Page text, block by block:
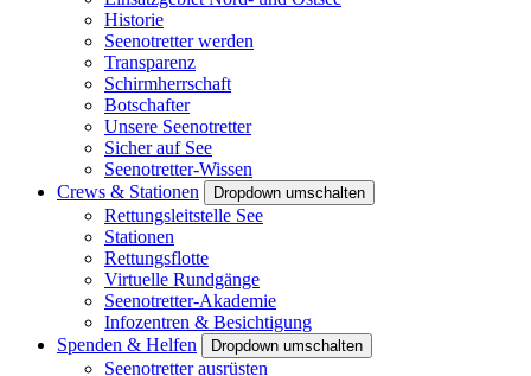
Historie
Seenotretter werden
Transparenz
Schirmherrschaft
Botschafter
Unsere Seenotretter
Sicher auf See
Seenotretter-Wissen
Crews & Stationen
Dropdown umschalten
Rettungsleitstelle See
Stationen
Rettungsflotte
Virtuelle Rundgänge
Seenotretter-Akademie
Infozentren & Besichtigung
Spenden & Helfen
Dropdown umschalten
Seenotretter ausrüsten